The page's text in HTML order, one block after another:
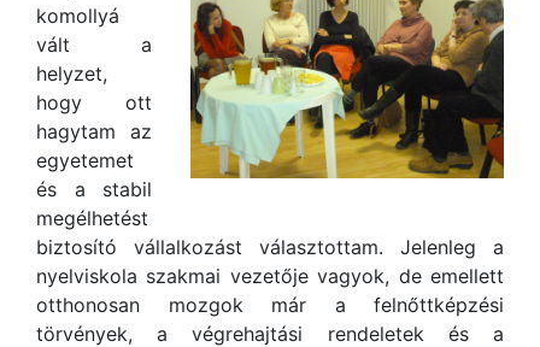
komollyá
vált a
helyzet,
hogy ott
hagytam az
egyetemet
és a stabil
megélhetést
biztosító vállalkozást választottam. Jelenleg a
nyelviskola szakmai vezetője vagyok, de emellett
otthonosan mozgok már a felnőttképzési
törvények, a végrehajtási rendeletek és a